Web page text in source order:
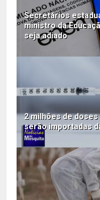
Secretários
ministro da
seja adiado
2 milhões de
serão importadas